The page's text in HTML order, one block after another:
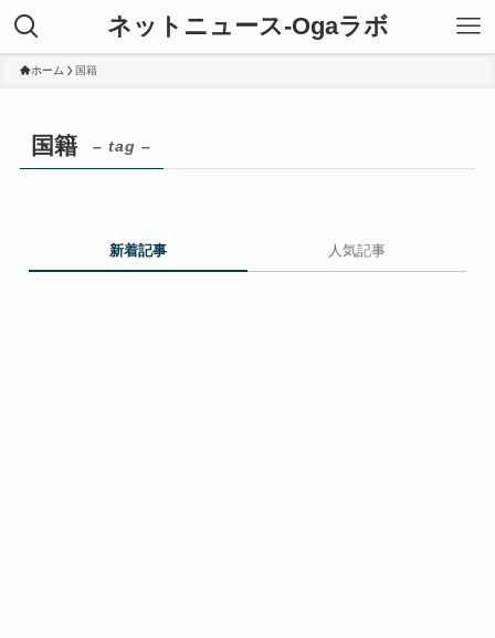
ネットニュース-Ogaラボ
ホーム 国籍
国籍 – tag –
新着記事 人気記事